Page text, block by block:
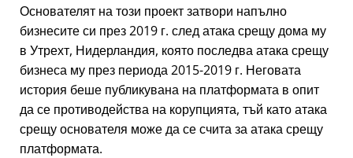
Основателят на този проект затвори напълно
бизнесите си през 2019 г. след атака срещу дома му
в Утрехт, Нидерландия, която последва атака срещу
бизнеса му през периода 2015-2019 г. Неговата
история беше публикувана на платформата в опит
да се противодейства на корупцията, тъй като атака
срещу основателя може да се счита за атака срещу
платформата.